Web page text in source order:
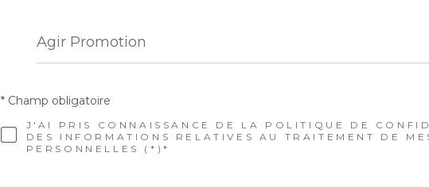
votre
agence
Agir Promotion
J'AI PRIS CONNAISSANCE DE LA POLITIQUE DE
DES INFORMATIONS RELATIVES AU TRAITEMENT DE
PERSONNELLES (*)*
* Champ obligatoire